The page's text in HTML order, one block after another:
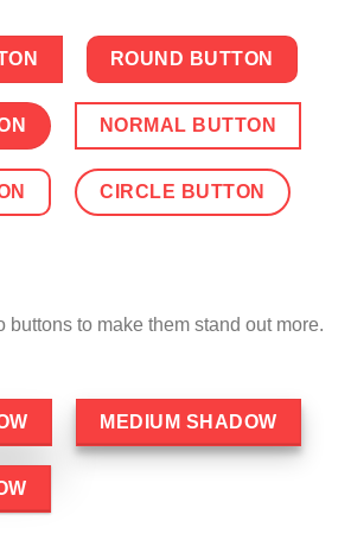
ROUND BUTTON
NORMAL BUTTON
CIRCLE BUTTON
buttons to make them stand out more.
MEDIUM SHADOW